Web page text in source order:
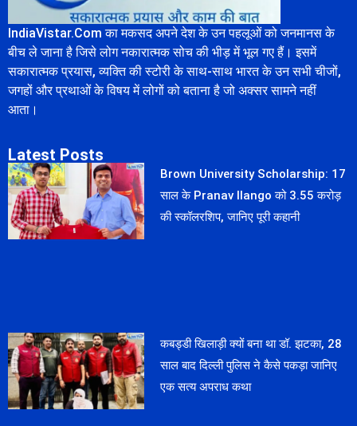
IndiaVistar.Com का मकसद अपने देश के उन पहलूओं को जनमानस के
बीच ले जाना है जिसे लोग नकारात्मक सोच की भीड़ में भूल गए हैं। इसमें
सकारात्मक प्रयास, व्यक्ति की स्टोरी के साथ-साथ भारत के उन सभी चीजों,
जगहों और प्रथाओं के विषय में लोगों को बताना है जो अक्सर सामने नहीं
आता।
Latest Posts
Brown University Scholarship: 17
साल के Pranav Ilango को 3.55 करोड़
की स्कॉलरशिप, जानिए पूरी कहानी
कबड्डी खिलाड़ी क्यों बना था डॉ. झटका, 28
साल बाद दिल्ली पुलिस ने कैसे पकड़ा जानिए
एक सत्य अपराध कथा